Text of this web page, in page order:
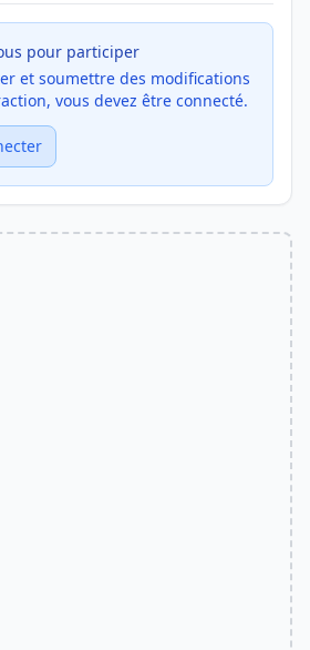
pour participer
et soumettre des modifications
vous devez être connecté.